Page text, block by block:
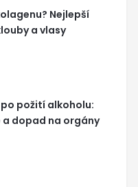
Nejlepší
a vlasy
požití alkoholu:
dopad na orgány